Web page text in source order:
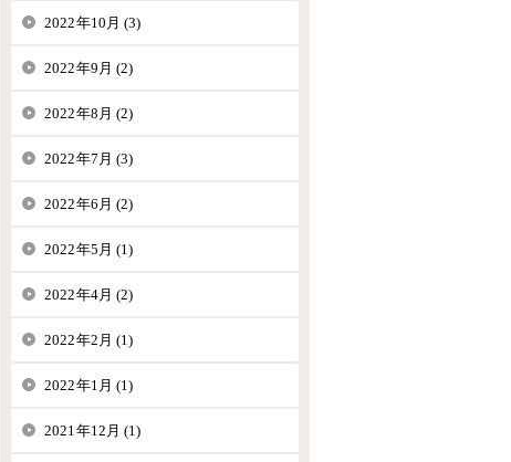
2022年10月 (3)
2022年9月 (2)
2022年8月 (2)
2022年7月 (3)
2022年6月 (2)
2022年5月 (1)
2022年4月 (2)
2022年2月 (1)
2022年1月 (1)
2021年12月 (1)